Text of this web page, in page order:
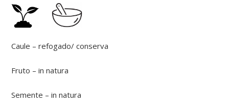
Caule – refogado/ conserva
Fruto – in natura
Semente – in natura